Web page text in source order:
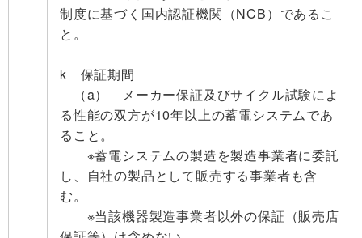
制度に基づく国内認証機関（NCB）であるこ
と。
k 保証期間
（a） メーカー保証及びサイクル試験によ
る性能の双方が10年以上の蓄電システムであ
ること。
※蓄電システムの製造を製造事業者に委託
し、自社の製品として販売する事業者も含
む。
※当該機器製造事業者以外の保証（販売店